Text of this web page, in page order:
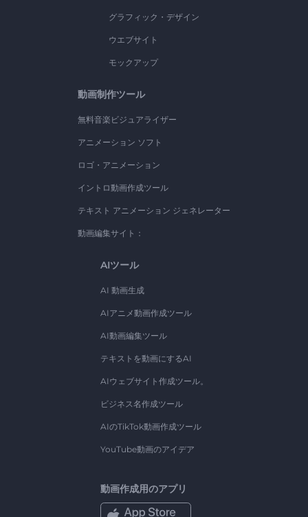
グラフィック・デザイン
ウエブサイト
モックアップ
動画制作ツール
無料音楽ビジュアライザー
アニメーション ソフト
ロゴ・アニメーション
イントロ動画作成ツール
テキスト アニメーション ジェネレーター
動画編集サイト：
AIツール
AI 動画生成
AIアニメ動画作成ツール
AI動画編集ツール
テキストを動画にするAI
AIウェブサイト作成ツール。
ビジネス名作成ツール
AIのTikTok動画作成ツール
YouTube動画のアイデア
動画作成用のアプリ